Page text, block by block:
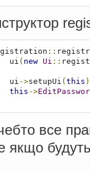
::
    ui
( new Ui ::
    ui
->setupUi ( this
this ->
все
якщо